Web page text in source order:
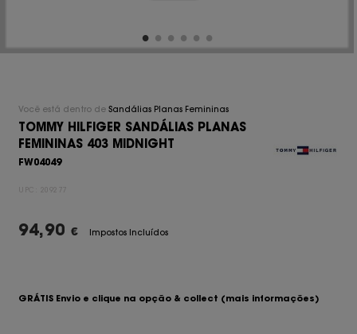
Você está dentro de Sandálias Planas Femininas
TOMMY HILFIGER SANDÁLIAS PLANAS
FEMININAS 403 MIDNIGHT
FW04049
UPC: 209277
94,90 € Impostos Incluídos
GRÁTIS Envio e clique na opção & collect (mais informações)